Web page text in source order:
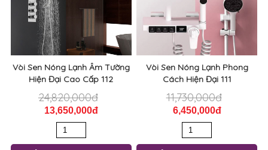
Vòi Sen Nóng Lạnh Âm Tường
Hiện Đại Cao Cấp 112
24,820,000đ
13,650,000đ
Vòi Sen Nóng Lạnh Phong
Cách Hiện Đại 111
11,730,000đ
6,450,000đ